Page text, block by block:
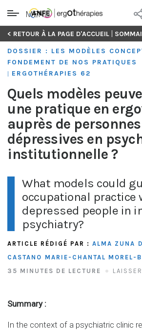
Skip
content
MENU
< RETOUR À LA PAGE D'ACCUEIL |
DOSSIER : LES MODÈLES
FONDEMENT DE NOS PRATIQUES
ERGOTHÉRAPIES 62
Quels modèles
une pratique en
auprès de personnes
dépressives en
institutionnelle ?
What models could
occupational practice
depressed people in
psychiatry?
ARTICLE RÉDIGÉ PAR : ALMA ZUNA
CASTANO MARIE-CHANTAL MOREL-
35 MINUTES DE LECTURE
Summary :
In the context of a psychiatric clinic